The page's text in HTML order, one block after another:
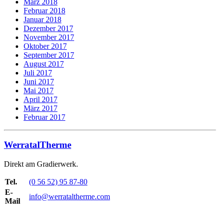
Februar 2018
Januar 2018
Dezember 2017
November 2017
Oktober 2017
September 2017
August 2017
Juli 2017
Juni 2017
Mai 2017
April 2017
März 2017
Februar 2017
WerratalTherme
Direkt am Gradierwerk.
Tel.
(0 56 52) 95 87-80
E-
Mail
info@werrataltherme.com